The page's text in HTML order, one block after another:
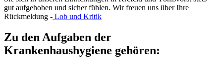
gut aufgehoben und sicher fühlen. Wir freuen uns über Ihre
Rückmeldung - Lob und Kritik
Zu den Aufgaben der
Krankenhaushygiene gehören: